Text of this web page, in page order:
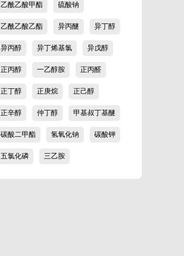
乙酰乙酸甲酯 硫酸钠
乙酰乙酸乙酯 异丙醚 异丁醇
异丙醇 异丁烯基氯 异戊醇
正丙醇 一乙醇胺 正丙醛
正丁醇 正庚烷 正己醇
正辛醇 仲丁醇 甲基叔丁基醚
碳酸二甲酯 氢氧化钠 碳酸钾
五氯化磷 三乙胺